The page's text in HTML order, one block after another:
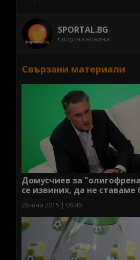
SPORTAL.BG
Спортни новини
Свързани материали
Домусчиев за
се извиних, да не ставаме
26 юни 2015 | 08:46